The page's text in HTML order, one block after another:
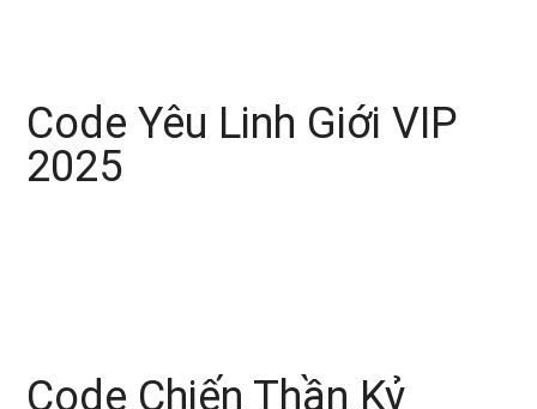
Code Yêu Linh Giới VIP
2025
Code Chiến Thần Kỷ